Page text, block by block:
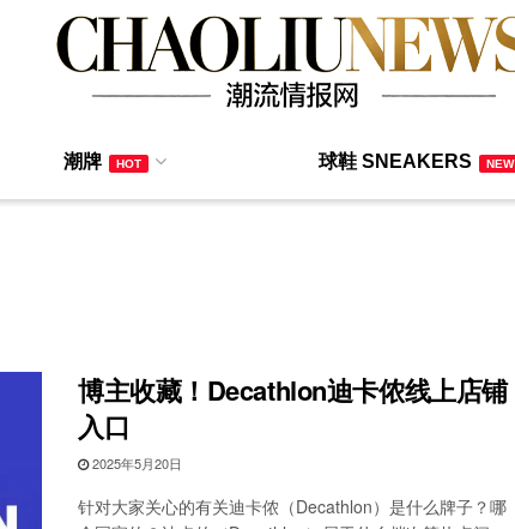
潮牌 HOT 球鞋 SNEAKERS NEW
博主收藏！Decathlon迪卡侬线上店铺
入口
2025年5月20日
针对大家关心的有关迪卡侬（Decathlon）是什么牌子？哪